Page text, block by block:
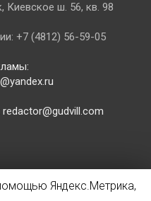
Киевское ш. 56, кв. 98
+7 (4812) 56-59-05
Яндекс.Метрика,